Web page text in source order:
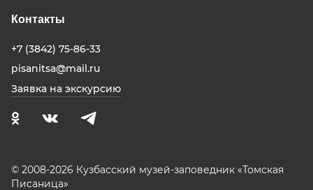
Контакты
+7 (3842) 75-86-33
pisanitsa@mail.ru
Заявка на экскурсию
© 2008-2026 Кузбасский музей-заповедник «Томская
Писаница»